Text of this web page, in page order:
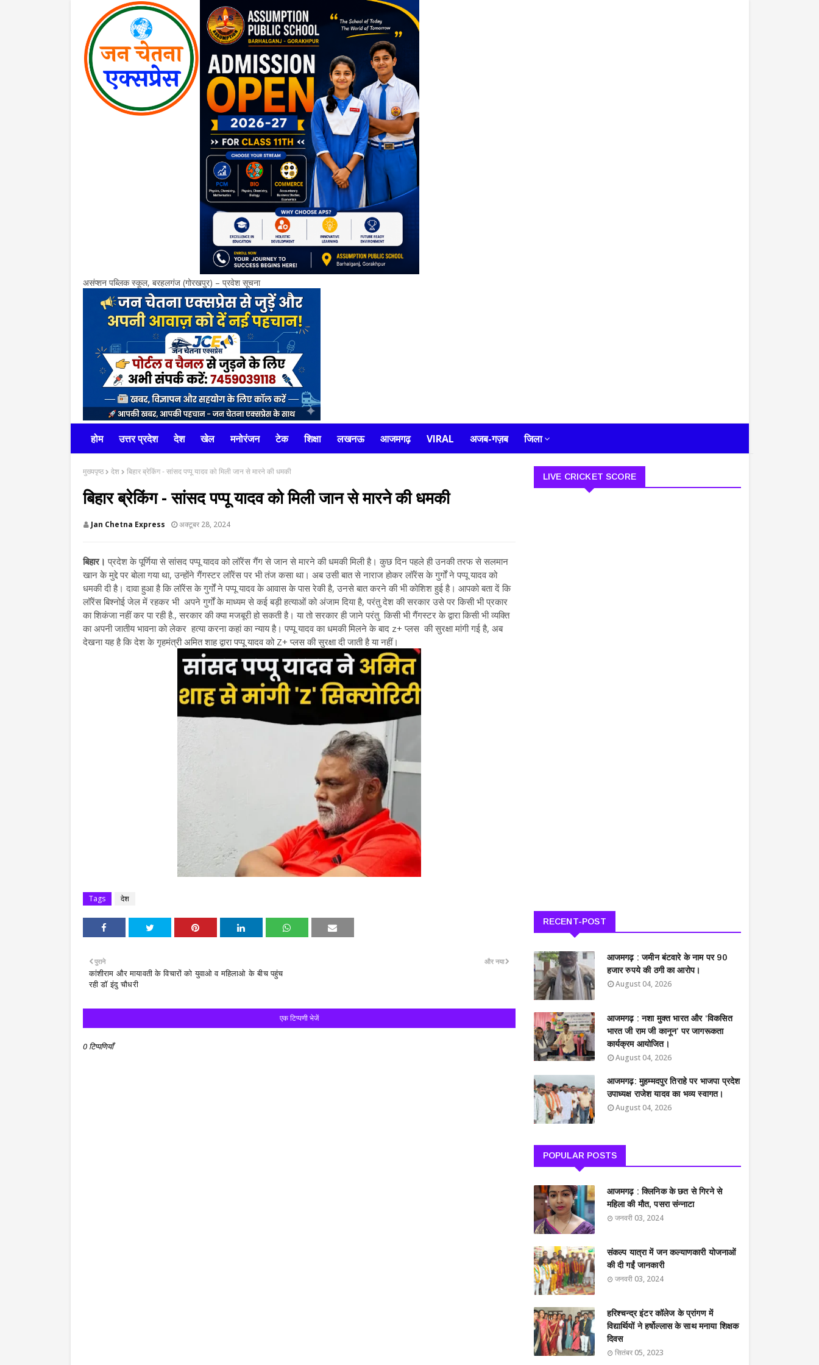
असंप्शन पब्लिक स्कूल, बरहलगंज (गोरखपुर) – प्रवेश सूचना
होम उत्तर प्रदेश देश खेल मनोरंजन टेक शिक्षा लखनऊ आजमगढ़ VIRAL अजब-गज़ब जिला
मुख्यपृष्ठ देश बिहार ब्रेकिंग - सांसद पप्पू यादव को मिली जान से मारने की धमकी
बिहार ब्रेकिंग - सांसद पप्पू यादव को मिली जान से मारने की धमकी
Jan Chetna Express अक्टूबर 28, 2024
बिहार।प्रदेश के पूर्णिया से सांसद पप्पू यादव को लॉरेंस गैंग से जान से मारने की धमकी मिली है। कुछ दिन पहले ही उनकी तरफ से सलमान
खान के मुद्दे पर बोला गया था, उन्होंने गैंगस्टर लॉरेंस पर भी तंज कसा था। अब उसी बात से नाराज होकर लॉरेंस के गुर्गों ने पप्पू यादव को
धमकी दी है। दावा हुआ है कि लॉरेंस के गुर्गों ने पप्पू यादव के आवास के पास रेकी है, उनसे बात करने की भी कोशिश हुई है। आपको बता दें कि
लॉरेंस बिश्नोई जेल में रहकर भी अपने गुर्गों के माध्यम से कई बड़ी हत्याओं को अंजाम दिया है, परंतु देश की सरकार उसे पर किसी भी प्रकार
का शिकंजा नहीं कर पा रही है., सरकार की क्या मजबूरी हो सकती है। या तो सरकार ही जाने परंतु किसी भी गैंगस्टर के द्वारा किसी भी व्यक्ति
का अपनी जातीय भावना को लेकर हत्या करना कहां का न्याय है। पप्पू यादव का धमकी मिलने के बाद z+ प्लस की सुरक्षा मांगी गई है, अब
देखना यह है कि देश के गृहमंत्री अमित शाह द्वारा पप्पू यादव को Z+ प्लस की सुरक्षा दी जाती है या नहीं।
Tags देश
और नया
पुराने
कांशीराम और मायावती के विचारों को युवाओ व महिलाओ के बीच पहुंच
रही डॉ इंदु चौधरी
एक टिप्पणी भेजें
0 टिप्पणियाँ
LIVE CRICKET SCORE
RECENT-POST
आजमगढ़ : जमीन बंटवारे के नाम पर 90
हजार रुपये की ठगी का आरोप।
August 04, 2026
आजमगढ़ : नशा मुक्त भारत और ‘विकसित
भारत जी राम जी कानून’ पर जागरूकता
कार्यक्रम आयोजित।
August 04, 2026
आजमगढ़: मुहम्मदपुर तिराहे पर भाजपा प्रदेश
उपाध्यक्ष राजेश यादव का भव्य स्वागत।
August 04, 2026
POPULAR POSTS
आजमगढ़ : क्लिनिक के छत से गिरने से
महिला की मौत, पसरा संन्नाटा
जनवरी 03, 2024
संकल्प यात्रा में जन कल्याणकारी योजनाओं
की दी गईं जानकारी
जनवरी 03, 2024
हरिश्चन्द्र इंटर कॉलेज के प्रांगण में
विद्यार्थियों ने हर्षोल्लास के साथ मनाया शिक्षक
दिवस
सितंबर 05, 2023